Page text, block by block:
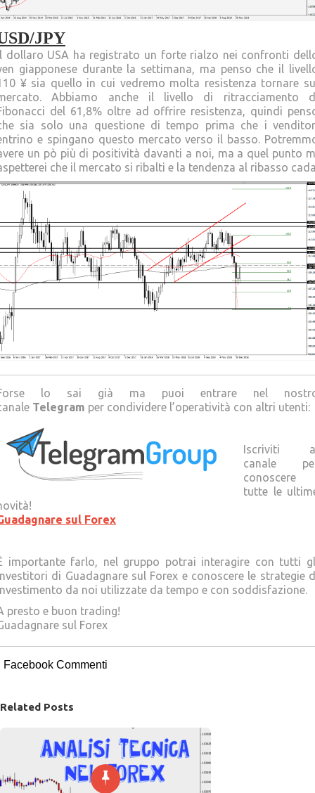
JPY
dollaro USA ha registrato un forte rialzo nei confronti
giapponese durante la settimana, ma penso che il
¥ sia quello in cui vedremo molta resistenza tornare
Abbiamo anche il livello di ritracciamento
del 61,8% oltre ad offrire resistenza, quindi
sia solo una questione di tempo prima che i
e spingano questo mercato verso il basso.
un pò più di positività davanti a noi, ma a quel punto
che il mercato si ribalti e la tendenza al ribasso
lo sai già ma puoi entrare nel
Telegram per condividere l’operatività con altri utenti:
Iscriviti
canale
conoscere
tutte le
sul Forex
importante farlo, nel gruppo potrai interagire con tutti
di Guadagnare sul Forex e conoscere le strategie
da noi utilizzate da tempo e con soddisfazione.
presto e buon trading!
sul Forex
Facebook Commenti
Related Posts